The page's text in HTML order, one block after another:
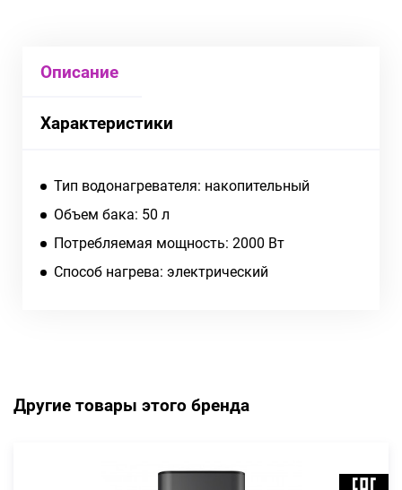
Описание
Характеристики
Тип водонагревателя: накопительный
Объем бака: 50 л
Потребляемая мощность: 2000 Вт
Способ нагрева: электрический
Другие товары этого бренда